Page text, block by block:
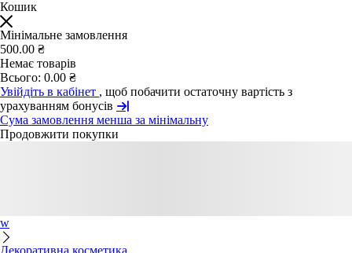
Кошик
Мінімальне замовлення
500.00 ₴
Немає товарів
Всього: 0.00 ₴
Увійдіть в кабінет , щоб побачити остаточну вартість з
урахуванням бонусів
Сума замовлення менша за мінімальну
Продовжити покупки
w
Декоративна косметика